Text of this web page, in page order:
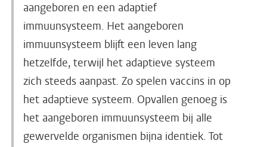
aangeboren en een adaptief
immuunsysteem. Het aangeboren
immuunsysteem blijft een leven lang
hetzelfde, terwijl het adaptieve systeem
zich steeds aanpast. Zo spelen vaccins in op
het adaptieve systeem. Opvallen genoeg is
het aangeboren immuunsysteem bij alle
gewervelde organismen bijna identiek. Tot